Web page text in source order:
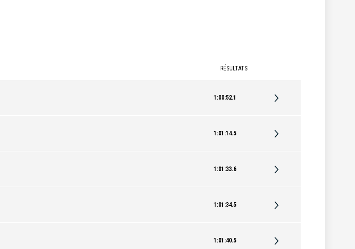
RÉSULTATS
1:00:52.1
1:01:14.5
1:01:33.6
1:01:34.5
1:01:40.5